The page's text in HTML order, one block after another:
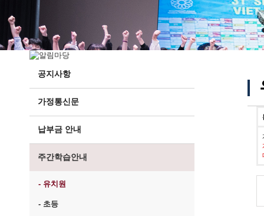
위치/전화
전경사진
공지사항
가정통신문
납부금 안내
주간학습안내
- 유치원
- 초등